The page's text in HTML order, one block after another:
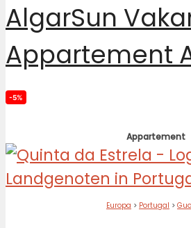
AlgarSun
Appartement
-5%
Appartement
Europa > Portugal >